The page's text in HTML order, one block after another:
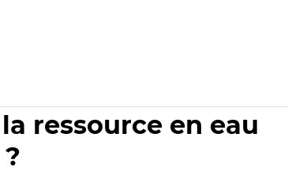
ressource en eau